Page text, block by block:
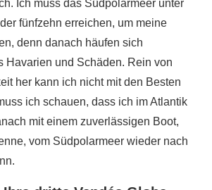
Ich muss das Südpolarmeer unter
fünfzehn erreichen, um meine
denn danach häufen sich
Havarien und Schäden. Rein von
her kann ich nicht mit den Besten
ich schauen, dass ich im Atlantik
mit einem zuverlässigen Boot,
vom Südpolarmeer wieder nach